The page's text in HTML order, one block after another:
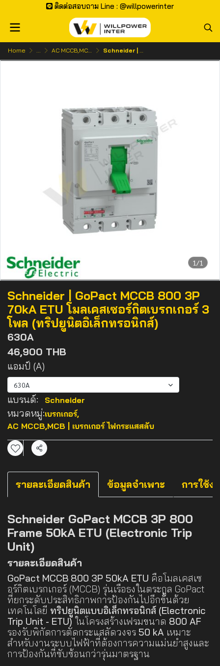
ติดต่อสอบถาม Line : @willpowerinter
Home ... AC MCCB,MCB | เบรกเกอร์ ไฟกระแสสลับ Schneider | GoPact MCCB 800 3P 70kA ETU โมลเคสเซอร์กิตเบรกเกอร์ 3 โพล (ทริปยูนิตอิเล็กทรอนิกส์)
1/1
Schneider | GoPact MCCB 800 3P
70kA ETU โมลเคสเซอร์กิตเบรกเกอร์ 3
โพล (ทริปยูนิตอิเล็กทรอนิกส์)
630A
46,900 THB
แอมป์ (A)
630A
แบรนด์: Schneider
หมวดหมู่:เบรกเกอร์,
AC MCCB,MCB | เบรกเกอร์ ไฟกระแสสลับ
แชร์
รายละเอียดสินค้า ข้อมูลจำเพาะ การใช้ง
Schneider GoPact MCCB 3P 800
Frame 50kA ETU (Electronic Trip
Unit)
รายละเอียดสินค้า
GoPact MCCB 800 3P 50kA ETU คือโมลเคสเซ
อร์กิตเบรกเกอร์ (MCCB) รุ่นเรือธงในตระกูล GoPact
ที่ยกระดับประสิทธิภาพการป้องกันไปอีกขั้นด้วย
เทคโนโลยี ทริปยูนิตแบบอิเล็กทรอนิกส์ (Electronic
Trip Unit - ETU)ในโครงสร้างเฟรมขนาด 800 AF
รองรับพิกัดการตัดกระแสลัดวงจร 50 kA เหมาะ
สำหรับงานระบบไฟฟ้าที่ต้องการความแม่นยำสูงและ
การป้องกันที่ซับซ้อนกว่ารุ่นมาตรฐาน